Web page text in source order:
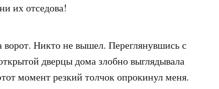
их отседова!
Никто не вышел. Переглянувшись с
дверцы дома злобно выглядывала
момент резкий толчок опрокинул меня.